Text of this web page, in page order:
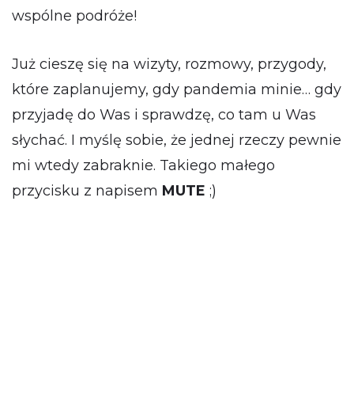
wspólne podróże!
Już cieszę się na wizyty, rozmowy, przygody,
które zaplanujemy, gdy pandemia minie… gdy
przyjadę do Was i sprawdzę, co tam u Was
słychać. I myślę sobie, że jednej rzeczy pewnie
mi wtedy zabraknie. Takiego małego
przycisku z napisem MUTE ;)